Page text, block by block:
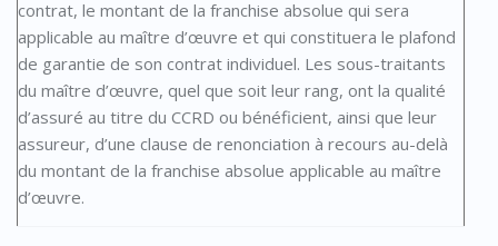
contrat, le montant de la franchise absolue qui sera
applicable au maître d’œuvre et qui constituera le plafond
de garantie de son contrat individuel. Les sous-traitants
du maître d’œuvre, quel que soit leur rang, ont la qualité
d’assuré au titre du CCRD ou bénéficient, ainsi que leur
assureur, d’une clause de renonciation à recours au-delà
du montant de la franchise absolue applicable au maître
d’œuvre.